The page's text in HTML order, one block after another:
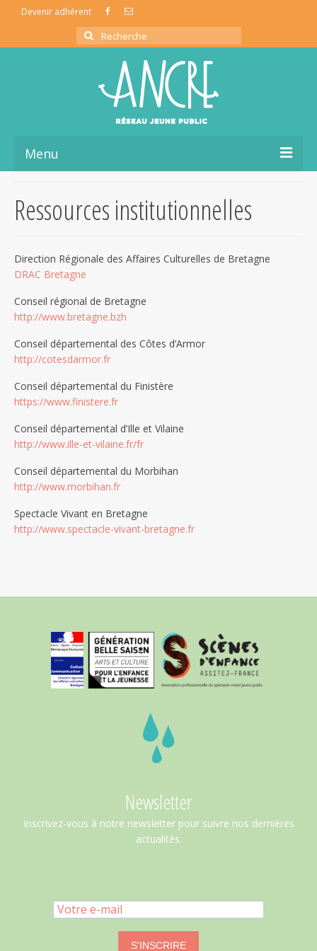
Devenir adhérent
Rechercher
:
Menu
La coopérative de production
Ressources Jeune Public
Partage d’infos
Ressources institutionnelles
Direction Régionale des Affaires Culturelles de Bretagne
DRAC Bretagne
Conseil régional de Bretagne
http://www.bretagne.bzh
Conseil départemental des Côtes d’Armor
http://cotesdarmor.fr
Conseil départemental du Finistère
https://www.finistere.fr
Conseil départemental d’Ille et Vilaine
http://www.ille-et-vilaine.fr/fr
Conseil départemental du Morbihan
http://www.morbihan.fr
Spectacle Vivant en Bretagne
http://www.spectacle-vivant-bretagne.fr
Newsletter
Inscrivez-vous à notre newsletter pour suivre nos dernières
actualités.
S'INSCRIRE